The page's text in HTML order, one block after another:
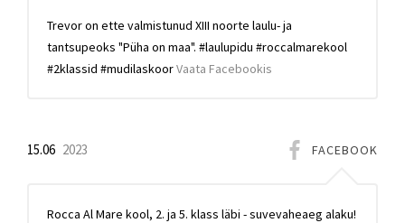
Trevor on ette valmistunud XIII noorte laulu- ja
tantsupeoks "Püha on maa". #laulupidu #roccalmarekool
#2klassid #mudilaskoorVaata Facebookis
FACEBOOK
15.06 2023
Rocca Al Mare kool, 2. ja 5. klass läbi - suvevaheaeg alaku!